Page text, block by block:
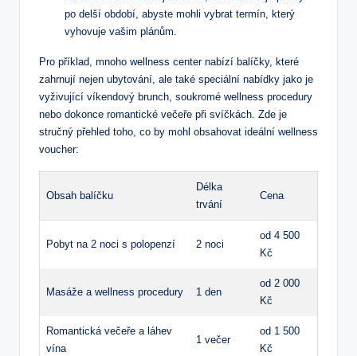
po delší období, abyste⁣ mohli vybrat termín, který ​
vyhovuje vašim plánům.
Pro příklad, mnoho wellness center nabízí balíčky, které
zahrnují nejen ubytování, ale také speciální nabídky ​jako je
vyživující víkendový ‌brunch, soukromé wellness procedury
nebo​ dokonce romantické ⁢večeře při ⁣svíčkách. Zde je⁢
stručný přehled toho, co by mohl obsahovat ideální wellness
voucher:
Obsah balíčku
Délka ​
trvání
Cena
Pobyt na 2 ⁤noci s polopenzí 2 noci
od 4 500
Kč
Masáže a wellness procedury 1⁤ den
od 2 000 ​
Kč
Romantická ⁣večeře ⁢a láhev
vína
1 večer
od 1 500⁣
Kč